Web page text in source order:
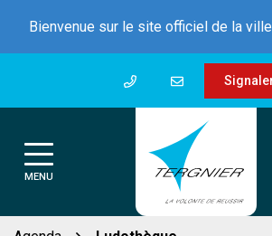
contenu
Bienvenue sur le site officiel de la
MENU